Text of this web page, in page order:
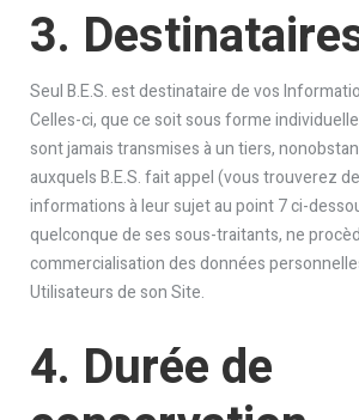
3.
Seul B.E.S. est destinataire de vos
Celles-ci, que ce soit sous forme
sont jamais transmises à un tiers,
auxquels B.E.S. fait appel (vous trouverez
informations à leur sujet au point 7 ci-
quelconque de ses sous-traitants, ne
commercialisation des données
Utilisateurs de son Site.
4. Durée de